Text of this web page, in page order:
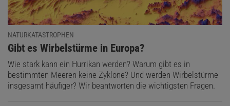
NATURKATASTROPHEN
:
Gibt es Wirbelstürme in Europa?
Wie stark kann ein Hurrikan werden? Warum gibt es in
bestimmten Meeren keine Zyklone? Und werden Wirbelstürme
insgesamt häufiger? Wir beantworten die wichtigsten Fragen.